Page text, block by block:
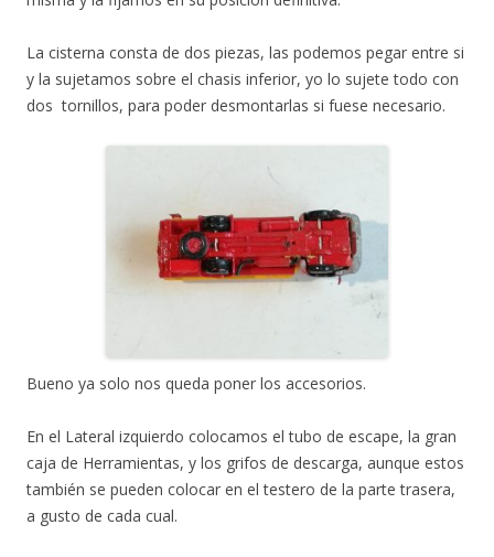
La cisterna consta de dos piezas, las podemos pegar entre si
y la sujetamos sobre el chasis inferior, yo lo sujete todo con
dos tornillos, para poder desmontarlas si fuese necesario.
Bueno ya solo nos queda poner los accesorios.
En el Lateral izquierdo colocamos el tubo de escape, la gran
caja de Herramientas, y los grifos de descarga, aunque estos
también se pueden colocar en el testero de la parte trasera,
a gusto de cada cual.